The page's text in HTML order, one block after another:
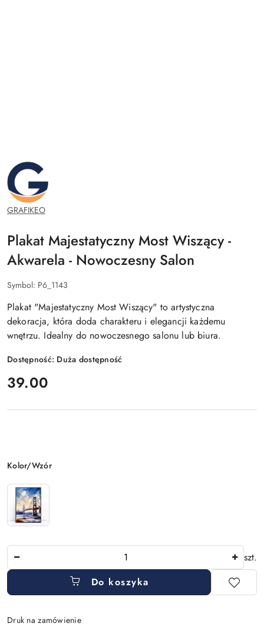
GRAFIKEO.PL
GRAFIKEO
Plakat Majestatyczny Most Wiszący -
Akwarela - Nowoczesny Salon
Symbol: P6_1143
Plakat "Majestatyczny Most Wiszący" to artystyczna
dekoracja, która doda charakteru i elegancji każdemu
wnętrzu. Idealny do nowoczesnego salonu lub biura.
Dostępność: Duża dostępność
cena:
39.00
Wariant
Kolor/Wzór
szt.
Do koszyka
Druk na zamówienie